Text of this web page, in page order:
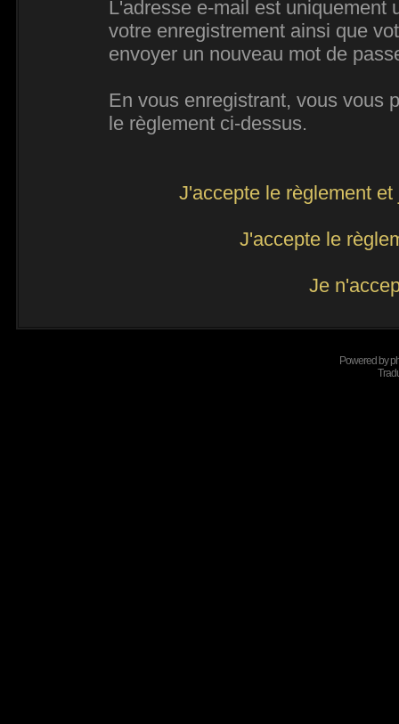
L'adresse e-mail est uniquement
votre enregistrement ainsi que
envoyer un nouveau mot de
En vous enregistrant, vous vous
le règlement ci-dessus.
J'accepte le règlement
J'accepte le
Je
Powered by